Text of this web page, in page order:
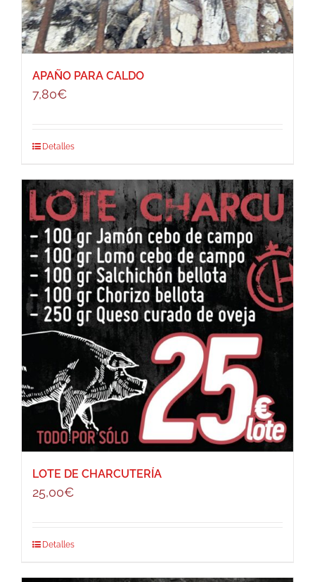
APAÑO PARA CALDO
7,80€
Detalles
LOTE DE CHARCUTERÍA
25,00€
Detalles